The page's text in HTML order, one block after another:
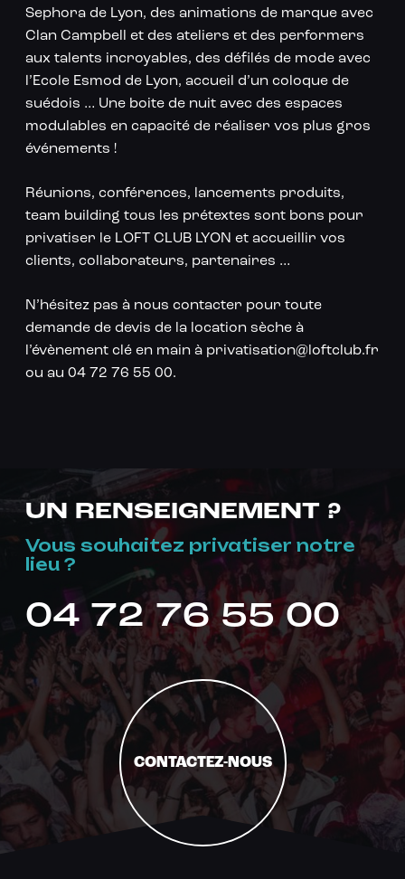
Sephora de Lyon, des animations de marque avec
Clan Campbell et des ateliers et des performers
aux talents incroyables, des défilés de mode avec
l’Ecole Esmod de Lyon, accueil d’un coloque de
suédois … Une boite de nuit avec des espaces
modulables en capacité de réaliser vos plus gros
événements !
Réunions, conférences, lancements produits,
team building tous les prétextes sont bons pour
privatiser le LOFT CLUB LYON et accueillir vos
clients, collaborateurs, partenaires …
N’hésitez pas à nous contacter pour toute
demande de devis de la location sèche à
l’évènement clé en main à privatisation@loftclub.fr
ou au 04 72 76 55 00.
UN RENSEIGNEMENT ?
Vous souhaitez privatiser notre
lieu ?
04 72 76 55 00
CONTACTEZ-NOUS